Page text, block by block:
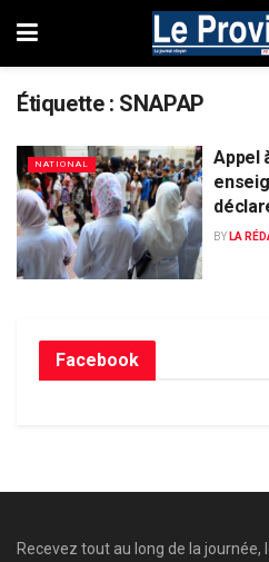
Étiquette : SNAPAP
NATIONAL
Appel
BY LA
Facebook
Recevez tout au long de la